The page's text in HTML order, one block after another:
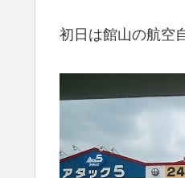
初日は館山の航空